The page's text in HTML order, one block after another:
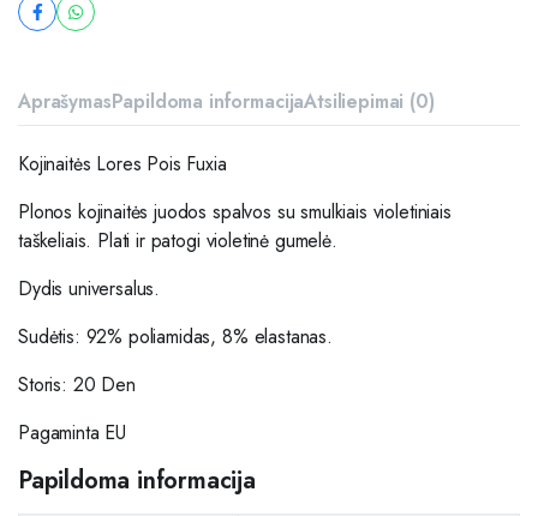
AprašymasPapildoma informacijaAtsiliepimai (0)
Kojinaitės Lores Pois Fuxia
Plonos kojinaitės juodos spalvos su smulkiais violetiniais
taškeliais. Plati ir patogi violetinė gumelė.
Dydis universalus.
Sudėtis: 92% poliamidas, 8% elastanas.
Storis: 20 Den
Pagaminta EU
Papildoma informacija